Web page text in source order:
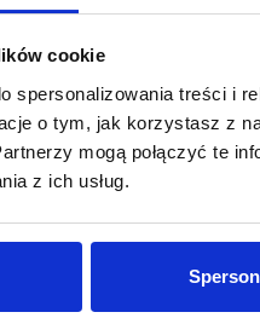
cookie
spersonalizowania treści i
o tym, jak korzystasz z
mogą połączyć te
z ich usług.i tylko dla
miast